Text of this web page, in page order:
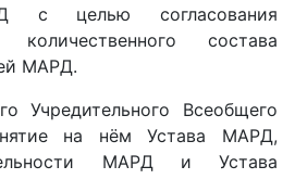
с целью согласования
состава
МАРД.
Учредительного Всеобщего
на нём Устава МАРД,
МАРД и Устава